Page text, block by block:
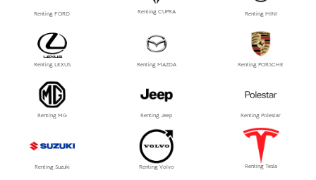
Renting FORD Renting CUPRA Renting MINI
Renting LEXUS Renting MAZDA Renting PORSCHE
Renting MG Renting Jeep Renting Polestar
Renting Suzuki Renting Volvo Renting Tesla